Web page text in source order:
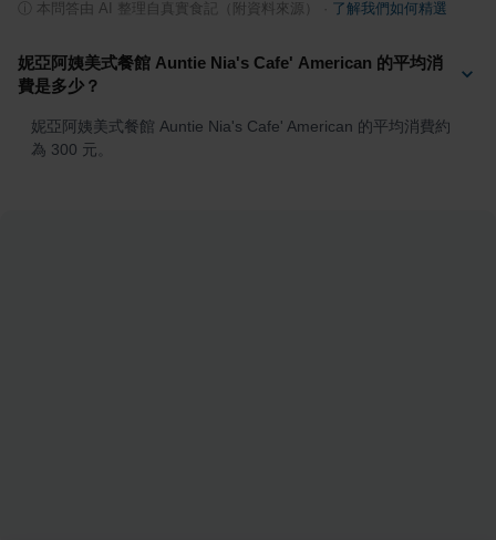
本問答由 AI 整理自真實食記（附資料來源） 了解我們如何精選
妮亞阿姨美式餐館 Auntie Nia's Cafe' American 的平均消
費是多少？
妮亞阿姨美式餐館 Auntie Nia's Cafe' American 的平均消費約
為 300 元。